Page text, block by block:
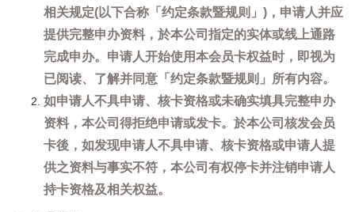
相关规定(以下合称「约定条款暨规则」)，申请人并应
提供完整申办资料，於本公司指定的实体或线上通路
完成申办。申请人开始使用本会员卡权益时，即视为
已阅读、了解并同意「约定条款暨规则」所有内容。
如申请人不具申请、核卡资格或未确实填具完整申办
资料，本公司得拒绝申请或发卡。於本公司核发会员
卡後，如发现申请人不具申请、核卡资格或申请人提
供之资料与事实不符，本公司有权停卡并注销申请人
持卡资格及相关权益。